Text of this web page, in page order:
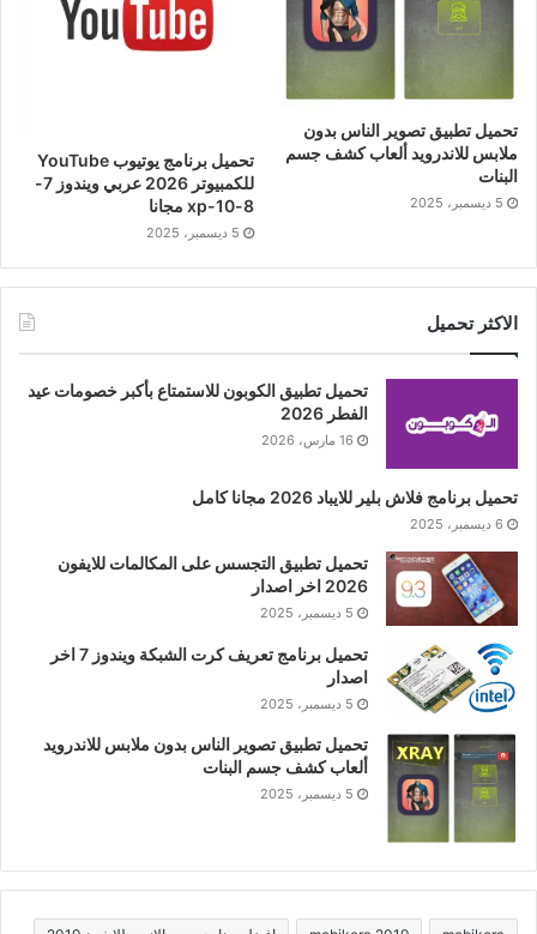
تحميل تطبيق تصوير الناس بدون
ملابس للاندرويد ألعاب كشف جسم
البنات
5 ديسمبر، 2025
تحميل برنامج يوتيوب YouTube
للكمبيوتر 2026 عربي ويندوز 7-
8-10-xp مجانا
5 ديسمبر، 2025
الاكثر تحميل
تحميل تطبيق الكوبون للاستمتاع بأكبر خصومات عيد
الفطر 2026
16 مارس، 2026
تحميل برنامج فلاش بلير للايباد 2026 مجانا كامل
6 ديسمبر، 2025
تحميل تطبيق التجسس على المكالمات للايفون
2026 اخر اصدار
5 ديسمبر، 2025
تحميل برنامج تعريف كرت الشبكة ويندوز 7 اخر
اصدار
5 ديسمبر، 2025
تحميل تطبيق تصوير الناس بدون ملابس للاندرويد
ألعاب كشف جسم البنات
5 ديسمبر، 2025